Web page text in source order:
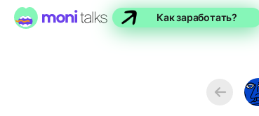
Как заработать?